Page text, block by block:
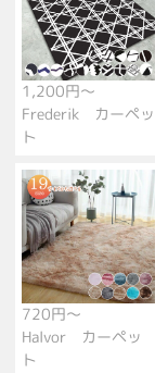
1,200円～
Frederik カーペッ
ト
720円～
Halvor カーペッ
ト